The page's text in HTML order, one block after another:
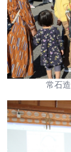
常石